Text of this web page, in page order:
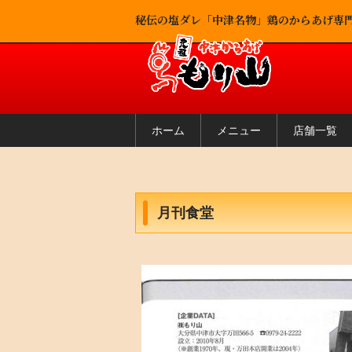
秘伝の塩ダレ「中津名物」鶏のからあげ専
ホーム メニュー 店舗一覧
月刊食堂